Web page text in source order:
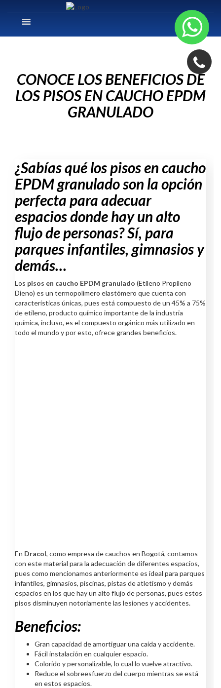
CONOCE LOS BENEFICIOS DE
LOS PISOS EN CAUCHO EPDM
GRANULADO
¿Sabías qué los pisos en caucho
EPDM granulado son la opción
perfecta para adecuar
espacios donde hay un alto
flujo de personas? Sí, para
parques infantiles, gimnasios y
demás…
Los pisos en caucho EPDM granulado (Etileno Propileno
Dieno) es un termopolímero elastómero que cuenta con
características únicas, pues está compuesto de un 45% a 75%
de etileno, producto químico importante de la industria
química, incluso, es el compuesto orgánico más utilizado en
todo el mundo y por esto, ofrece grandes beneficios.
En Dracol, como empresa de cauchos en Bogotá, contamos
con este material para la adecuación de diferentes espacios,
pues como mencionamos anteriormente es ideal para parques
infantiles, gimnasios, piscinas, pistas de atletismo y demás
espacios en los que hay un alto flujo de personas, pues estos
pisos disminuyen notoriamente las lesiones y accidentes.
Beneficios:
Gran capacidad de amortiguar una caída y accidente.
Fácil instalación en cualquier espacio.
Colorido y personalizable, lo cual lo vuelve atractivo.
Reduce el sobreesfuerzo del cuerpo mientras se está
en estos espacios.